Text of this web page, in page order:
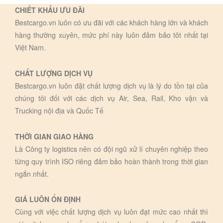
CHIẾT KHẤU ƯU ĐÃI
Bestcargo.vn luôn có ưu đãi với các khách hàng lớn và khách
hàng thường xuyên, mức phí này luôn đảm bảo tôt nhất tại
Việt Nam.
CHẤT LƯỢNG DỊCH VỤ
Bestcargo.vn luôn đặt chất lượng dịch vụ là lý do tồn tại của
chúng tôi đối với các dịch vụ Air, Sea, Rail, Kho vận và
Trucking nội địa và Quốc Tế
THỜI GIAN GIAO HÀNG
Là Công ty logistics nên có đội ngũ xử lí chuyên nghiệp theo
từng quy trình ISO riêng đảm bảo hoàn thành trong thời gian
ngắn nhất.
GIÁ LUÔN ỔN ĐỊNH
Cùng với việc chất lượng dịch vụ luôn đạt mức cao nhất thì